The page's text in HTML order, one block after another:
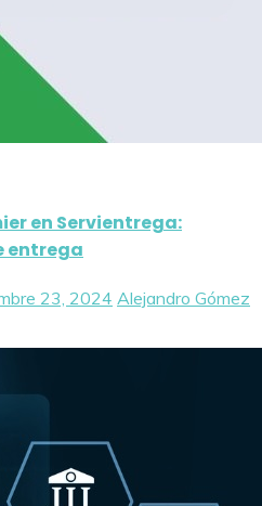
en Servientrega:
entrega
23, 2024 Alejandro Gómez